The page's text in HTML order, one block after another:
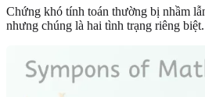
Chứng khó tính toán thường bị nhầm
nhưng chúng là hai tình trạng riêng biệt.